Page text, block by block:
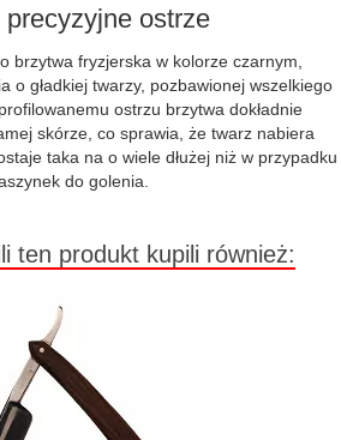
precyzyjne ostrze
brzytwa fryzjerska w kolorze czarnym,
o gładkiej twarzy, pozbawionej wszelkiego
ostrzu brzytwa dokładnie
skórze, co sprawia, że twarz nabiera
taka na o wiele dłużej niż w przypadku
do golenia.
ten produkt kupili również: